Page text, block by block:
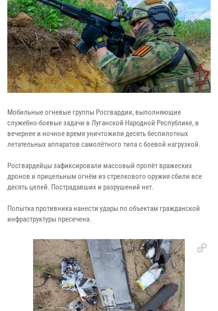
Мобильные огневые группы Росгвардии, выполняющие
служебно-боевые задачи в Луганской Народной Республике, в
вечернее и ночное время уничтожили десять беспилотных
летательных аппаратов самолётного типа с боевой нагрузкой.
Росгвардейцы зафиксировали массовый пролёт вражеских
дронов и прицельным огнём из стрелкового оружия сбили все
десять целей. Пострадавших и разрушений нет.
Попытка противника нанести удары по объектам гражданской
инфраструктуры пресечена.